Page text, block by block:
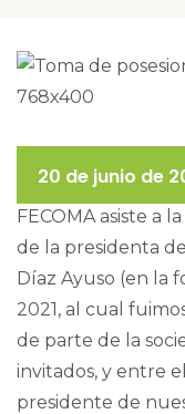
20 de junio de
FECOMA asiste a
de la presidenta
Díaz Ayuso (en la
2021, al cual
de parte de la
invitados, y entre
presidente de